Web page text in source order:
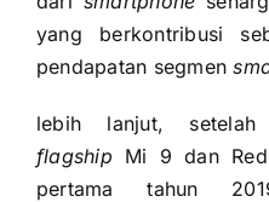
yang berkontribusi
pendapatan segmen
lebih lanjut,
flagship Mi 9 dan
pertama tahun